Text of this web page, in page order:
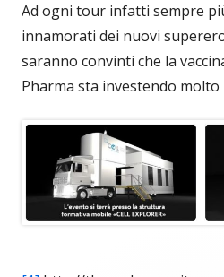
Ad ogni tour infatti sempre
innamorati dei nuovi
saranno convinti che la
Pharma sta investendo molto